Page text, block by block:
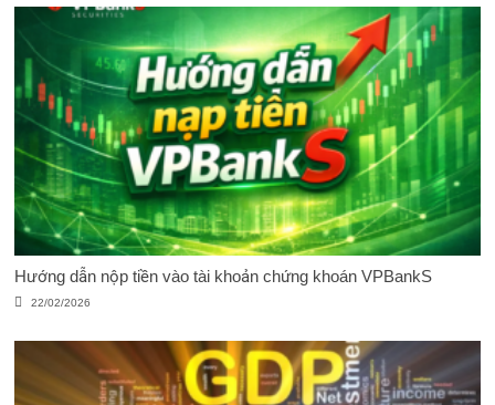
Hướng dẫn nộp tiền vào tài khoản chứng khoán VPBankS
22/02/2026